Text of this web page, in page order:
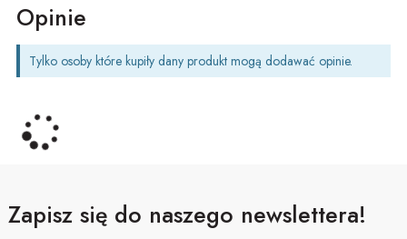
Opinie
Tylko osoby które kupiły dany produkt mogą dodawać opinie.
Zapisz się do naszego newslettera!